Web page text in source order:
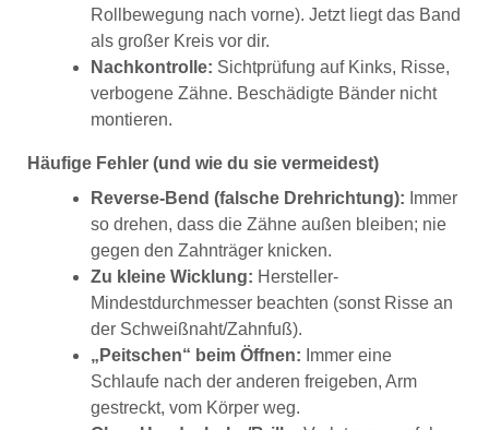
Rollbewegung nach vorne). Jetzt liegt das Band
als großer Kreis vor dir.
Nachkontrolle: Sichtprüfung auf Kinks, Risse,
verbogene Zähne. Beschädigte Bänder nicht
montieren.
Häufige Fehler (und wie du sie vermeidest)
Reverse-Bend (falsche Drehrichtung): Immer
so drehen, dass die Zähne außen bleiben; nie
gegen den Zahnträger knicken.
Zu kleine Wicklung: Hersteller-
Mindestdurchmesser beachten (sonst Risse an
der Schweißnaht/Zahnfuß).
„Peitschen“ beim Öffnen: Immer eine
Schlaufe nach der anderen freigeben, Arm
gestreckt, vom Körper weg.